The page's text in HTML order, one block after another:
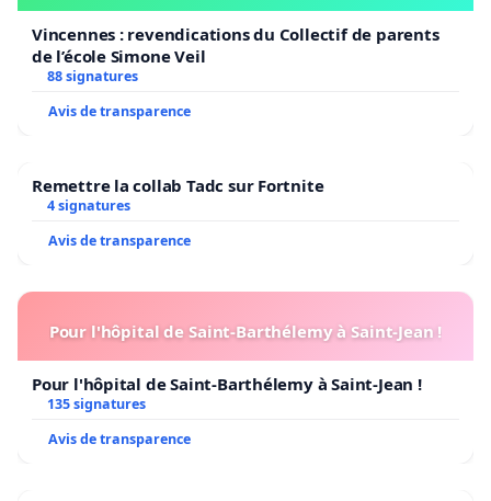
Vincennes : revendications du Collectif de parents
de l’école Simone Veil
88 signatures
Avis de transparence
Remettre la collab Tadc sur Fortnite
4 signatures
Avis de transparence
Pour l'hôpital de Saint-Barthélemy à Saint-Jean !
Pour l'hôpital de Saint-Barthélemy à Saint-Jean !
135 signatures
Avis de transparence